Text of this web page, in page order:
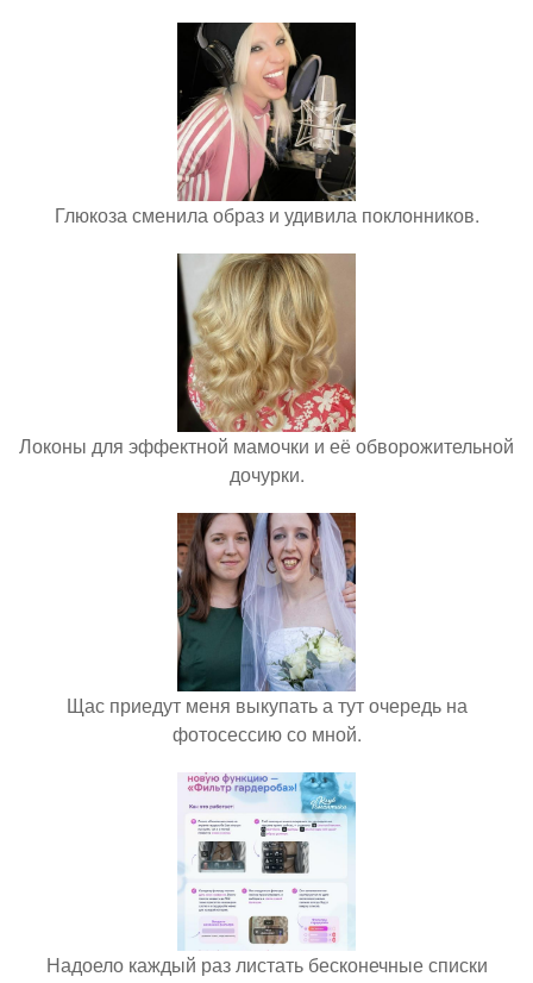
Глюкоза сменила образ и удивила поклонников.
Локоны для эффектной мамочки и её обворожительной
дочурки.
Щас приедут меня выкупать а тут очередь на
фотосессию со мной.
Надоело каждый раз листать бесконечные списки